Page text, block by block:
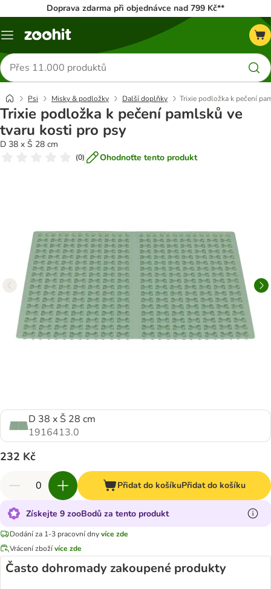
Doprava zdarma při objednávce nad 799 Kč**
Menu
Hledat
produkty
Psi Misky & podložky Další doplňky Trixie podložka k pečení
Trixie podložka k pečení pamlsků ve
tvaru kosti pro psy
D 38 x Š 28 cm
(0) Ohodnoťte tento produkt
D 38 x Š 28 cm
1916413.0
232 Kč
Přidat do košíkuPřidat do košíku
Získejte 9 zooBodů za tento produkt
Dodání za 1-3 pracovní dnyvíce zde
Vrácení zbožívíce zde
Často dohromady zakoupené produkty